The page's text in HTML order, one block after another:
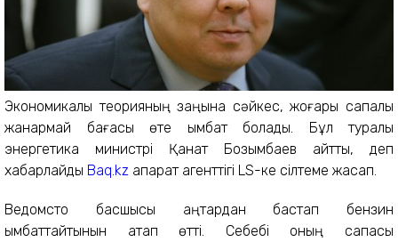
Экономикалық теорияның заңына сәйкес, жоғары сапалы
жанармай бағасы өте қымбат болады. Бұл туралы
энергетика министрі Қанат Бозымбаев айтты, деп
хабарлайды Вaq.kz ақпарат агенттігі LS-ке сілтеме жасап.
Ведомсто басшысы қаңтардан бастап бензин
қымбаттайтынын атап өтті. Себебі оның сапасы